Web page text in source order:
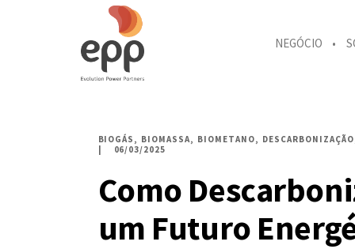
NEGÓCIO
BIOGÁS BIOMASSA BIOMETANO
DESCARBONIZAÇÃO
06/03/2025
Como
um Futuro